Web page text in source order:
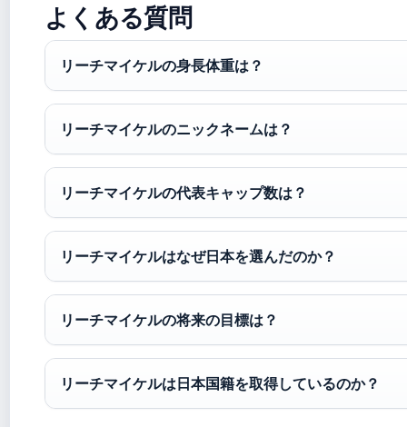
よくある質問
リーチマイケルの身長体重は？
リーチマイケルのニックネームは？
リーチマイケルの代表キャップ数は？
リーチマイケルはなぜ日本を選んだのか？
リーチマイケルの将来の目標は？
リーチマイケルは日本国籍を取得しているのか？